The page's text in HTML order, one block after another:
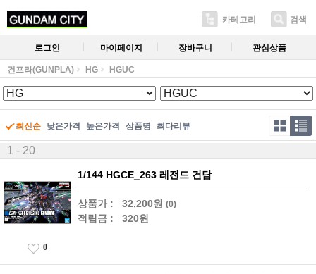
카테고리 검색
로그인 마이페이지 장바구니 관심상품
건프라(GUNPLA) HG HGUC
최신순 낮은가격 높은가격 상품명 최다리뷰
1 - 20
1/144 HGCE_263 레전드 건담
상품가 : 32,200원 (0)
적립금 : 320원
0